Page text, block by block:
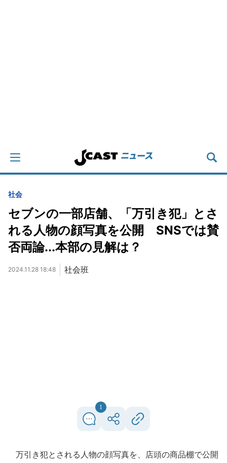
社会
セブンの一部店舗、「万引き犯」とさ
れる人物の顔写真を公開 SNSでは賛
否両論...本部の見解は？
2024.11.28 18:48 社会班
1
万引き犯とされる人物の顔写真を、店頭の商品棚で公開